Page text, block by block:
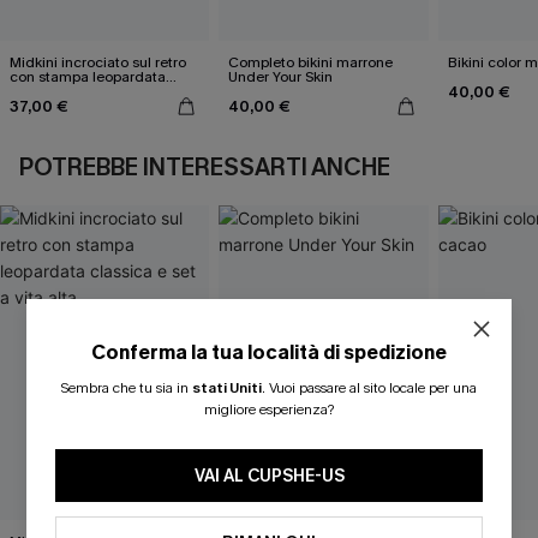
Midkini incrociato sul retro
con stampa leopardata
37,00 €
Completo bikini marrone
Under Your Skin
40,00 €
Bikini color
40,00 €
POTREBBE INTERESSARTI ANCHE
Conferma la tua località di spedizione
Sembra che tu sia in stati Uniti. Vuoi passare al sito locale per una
migliore esperienza?
VAI AL CUPSHE-US